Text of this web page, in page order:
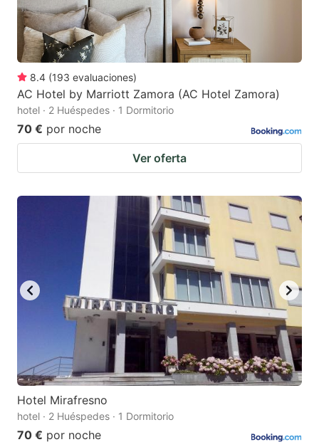
8.4 (193 evaluaciones)
AC Hotel by Marriott Zamora (AC Hotel Zamora)
hotel · 2 Huéspedes · 1 Dormitorio
70 € por noche
Ver oferta
Hotel Mirafresno
hotel · 2 Huéspedes · 1 Dormitorio
70 € por noche